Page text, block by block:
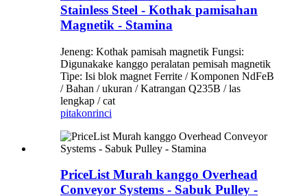
Stainless Steel - Kothak pamisahan
Magnetik - Stamina
Jeneng: Kothak pamisah magnetik Fungsi:
Digunakake kanggo peralatan pemisah magnetik
Tipe: Isi blok magnet Ferrite / Komponen NdFeB
/ Bahan / ukuran / Katrangan Q235B / las
lengkap / cat
pitakonrinci
PriceList Murah kanggo Overhead
Conveyor Systems - Sabuk Pulley -